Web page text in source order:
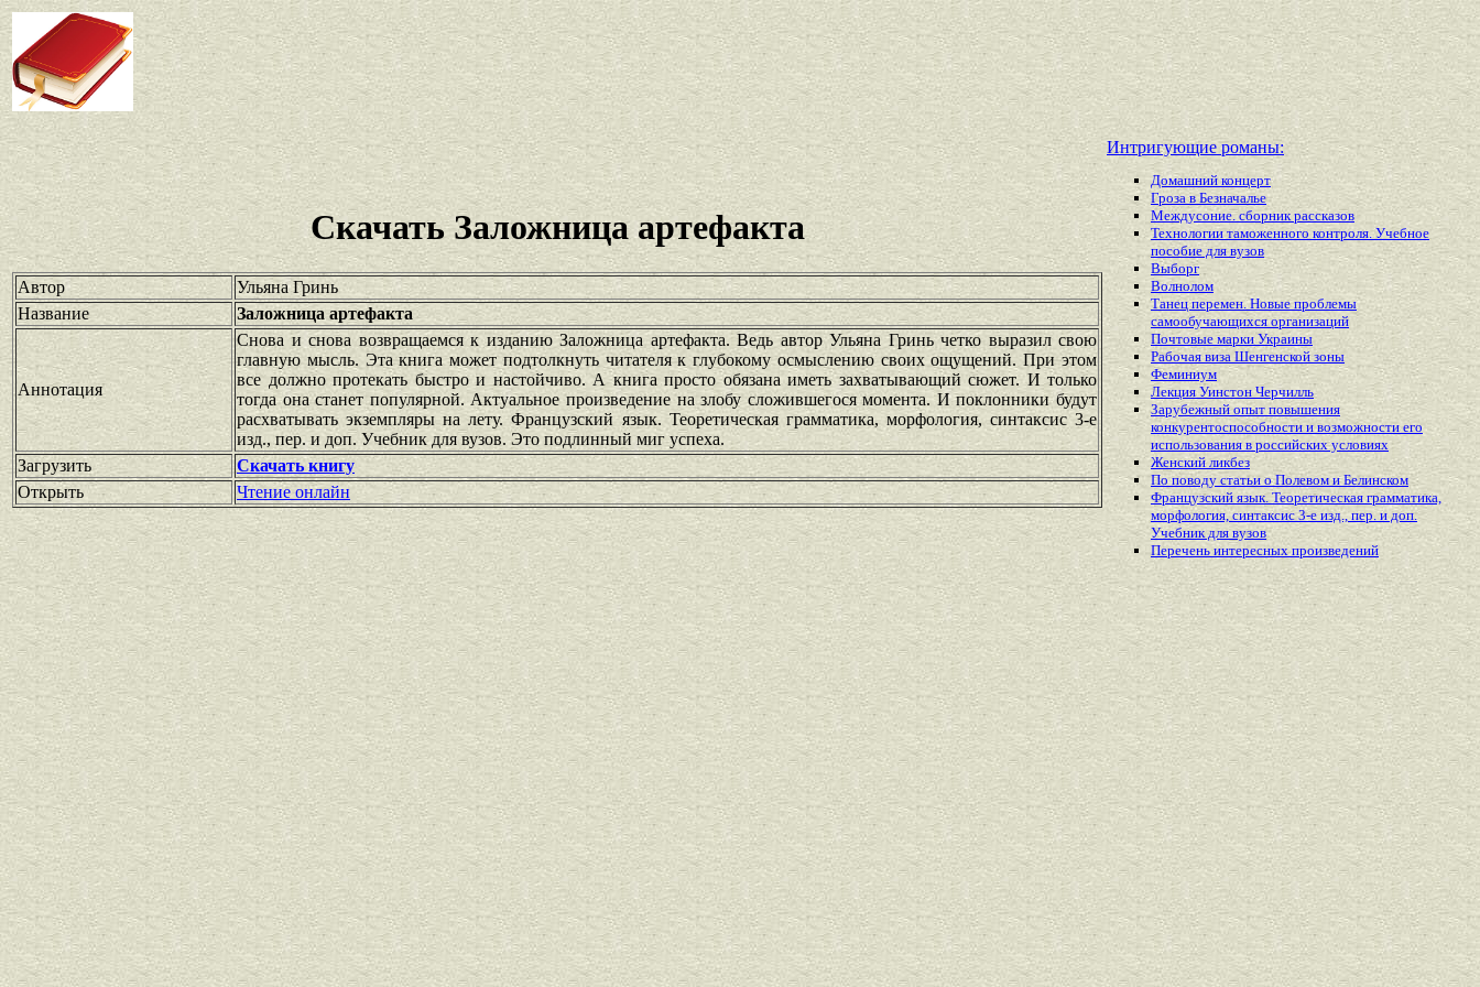
Скачать Заложница артефакта
Автор
Ульяна Гринь
Название
Заложница артефакта
Аннотация
Снова и снова возвращаемся к изданию Заложница артефакта. Ведь автор Ульяна Гринь четко выразил свою
главную мысль. Эта книга может подтолкнуть читателя к глубокому осмыслению своих ощущений. При этом
все должно протекать быстро и настойчиво. А книга просто обязана иметь захватывающий сюжет. И только
тогда она станет популярной. Актуальное произведение на злобу сложившегося момента. И поклонники будут
расхватывать экземпляры на лету. Французский язык. Теоретическая грамматика, морфология, синтаксис 3-е
изд., пер. и доп. Учебник для вузов. Это подлинный миг успеха.
Загрузить
Скачать книгу
Открыть
Чтение онлайн
Интригующие романы:
Домашний концерт
Гроза в Безначалье
Междусоние. сборник рассказов
Технологии таможенного контроля. Учебное
пособие для вузов
Выборг
Волнолом
Танец перемен. Новые проблемы
самообучающихся организаций
Почтовые марки Украины
Рабочая виза Шенгенской зоны
Феминиум
Лекция Уинстон Черчилль
Зарубежный опыт повышения
конкурентоспособности и возможности его
использования в российских условиях
Женский ликбез
По поводу статьи о Полевом и Белинском
Французский язык. Теоретическая грамматика,
морфология, синтаксис 3-е изд., пер. и доп.
Учебник для вузов
Перечень интересныхпроизведений